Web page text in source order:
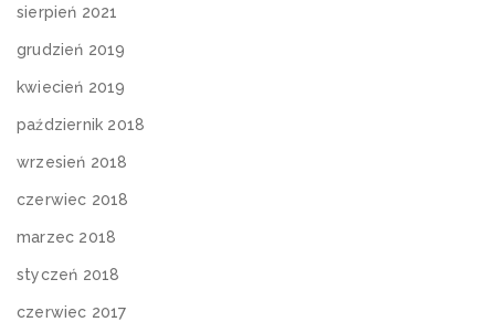
sierpień 2021
grudzień 2019
kwiecień 2019
październik 2018
wrzesień 2018
czerwiec 2018
marzec 2018
styczeń 2018
czerwiec 2017